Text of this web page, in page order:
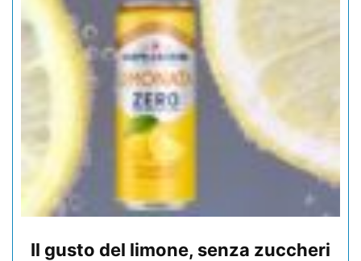
Il gusto del limone, senza zuccheri